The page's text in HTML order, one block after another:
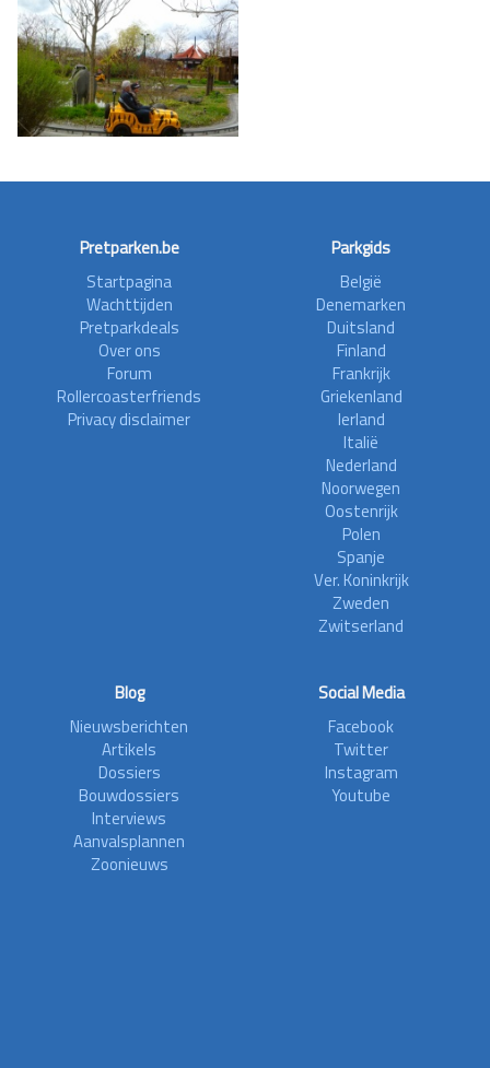
Pretparken.be
Startpagina
Wachttijden
Pretparkdeals
Over ons
Forum
Rollercoasterfriends
Privacy disclaimer
Parkgids
België
Denemarken
Duitsland
Finland
Frankrijk
Griekenland
Ierland
Italië
Nederland
Noorwegen
Oostenrijk
Polen
Spanje
Ver. Koninkrijk
Zweden
Zwitserland
Blog
Nieuwsberichten
Artikels
Dossiers
Bouwdossiers
Interviews
Aanvalsplannen
Zoonieuws
Social Media
Facebook
Twitter
Instagram
Youtube